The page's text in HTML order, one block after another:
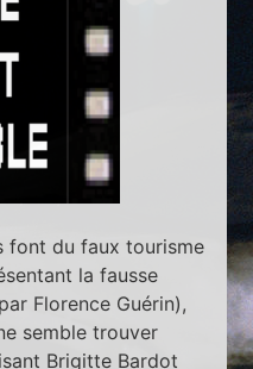
font du faux tourisme
la fausse
Florence Guérin),
semble trouver
Brigitte Bardot